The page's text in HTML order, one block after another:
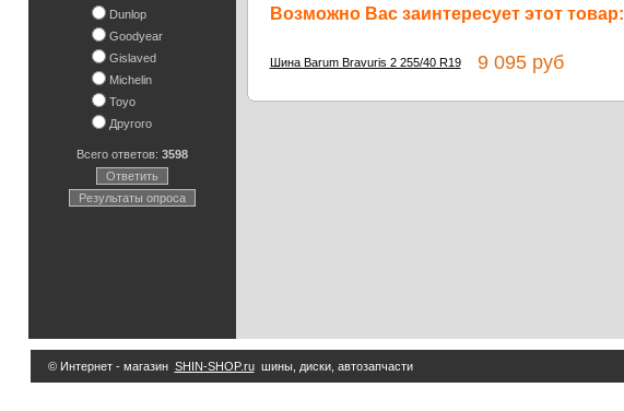
Dunlop
Goodyear
Gislaved
Michelin
Toyo
Другого
Всего ответов: 3598
Ответить
Результаты опроса
Возможно Вас заинтересует этот товар:
Шина Barum Bravuris 2 255/40 R199 095 руб
© Интернет - магазин SHIN-SHOP.ruшины, диски, автозапчасти